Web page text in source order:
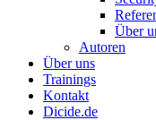
Über
Autoren
Über uns
Trainings
Kontakt
Dicide.de